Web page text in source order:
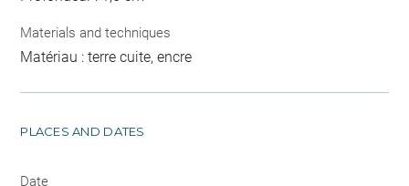
Materials and techniques
Matériau : terre cuite, encre
PLACES AND DATES
Date